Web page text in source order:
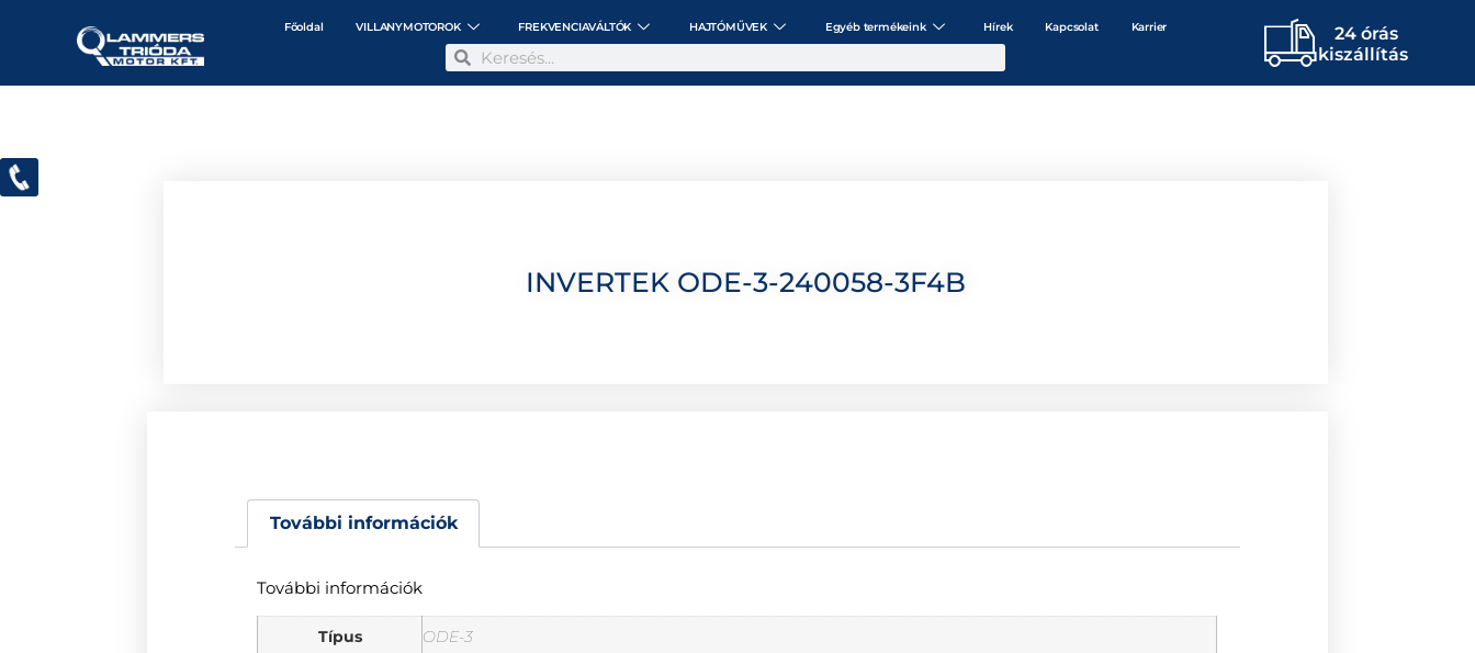
Főoldal VILLANYMOTOROK FREKVENCIAVÁLTÓK HAJTÓMŰVEK Egyéb termékeink Hírek Kapcsolat Karrier
24 órás
kiszállítás
INVERTEK ODE-3-240058-3F4B
További információk
További információk
Típus ODE-3